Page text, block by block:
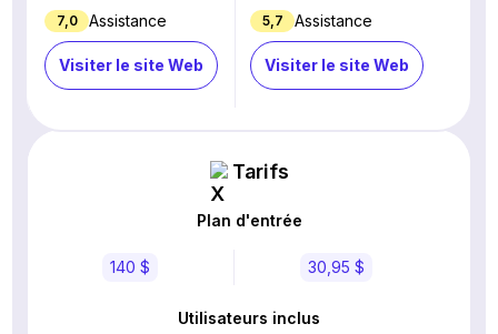
7,0 Assistance
Visiter le site Web
5,7 Assistance
Visiter le site Web
Tarifs
Plan d'entrée
140 $ 30,95 $
Utilisateurs inclus